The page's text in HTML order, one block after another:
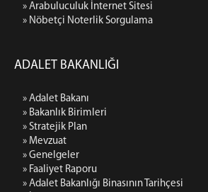
» Arabuluculuk İnternet Sitesi
» Nöbetçi Noterlik Sorgulama
ADALET BAKANLIĞI
» Adalet Bakanı
» Bakanlık Birimleri
» Stratejik Plan
» Mevzuat
» Genelgeler
» Faaliyet Raporu
» Adalet Bakanlığı Binasının Tarihçesi